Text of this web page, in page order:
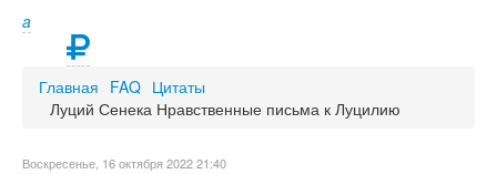
a
Главная FAQ Цитаты
Луций Сенека Нравственные письма к Луцилию
Воскресенье, 16 октября 2022 21:40